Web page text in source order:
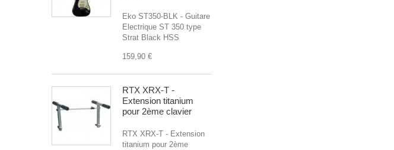
Eko ST350-BLK - Guitare
Electrique ST 350 type
Strat Black HSS
159,90 €
RTX XRX-T -
Extension titanium
pour 2ème clavier
RTX XRX-T - Extension
titanium pour 2ème